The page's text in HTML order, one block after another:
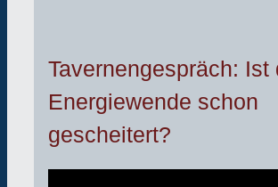
Tavernengespräch: Ist
Energiewende schon
gescheitert?